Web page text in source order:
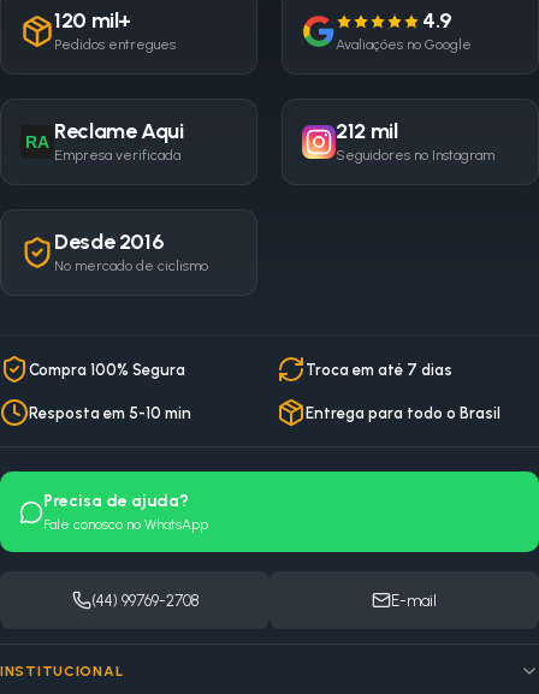
120 mil+
Pedidos entregues
4.9
Avaliações no Google
RA Reclame Aqui
Empresa verificada
212 mil
Seguidores no Instagram
Desde 2016
No mercado de ciclismo
Compra 100% Segura Troca em até 7 dias
Resposta em 5-10 min Entrega para todo o Brasil
Precisa de ajuda?
Fale conosco no WhatsApp
(44) 99769-2708 E-mail
INSTITUCIONAL